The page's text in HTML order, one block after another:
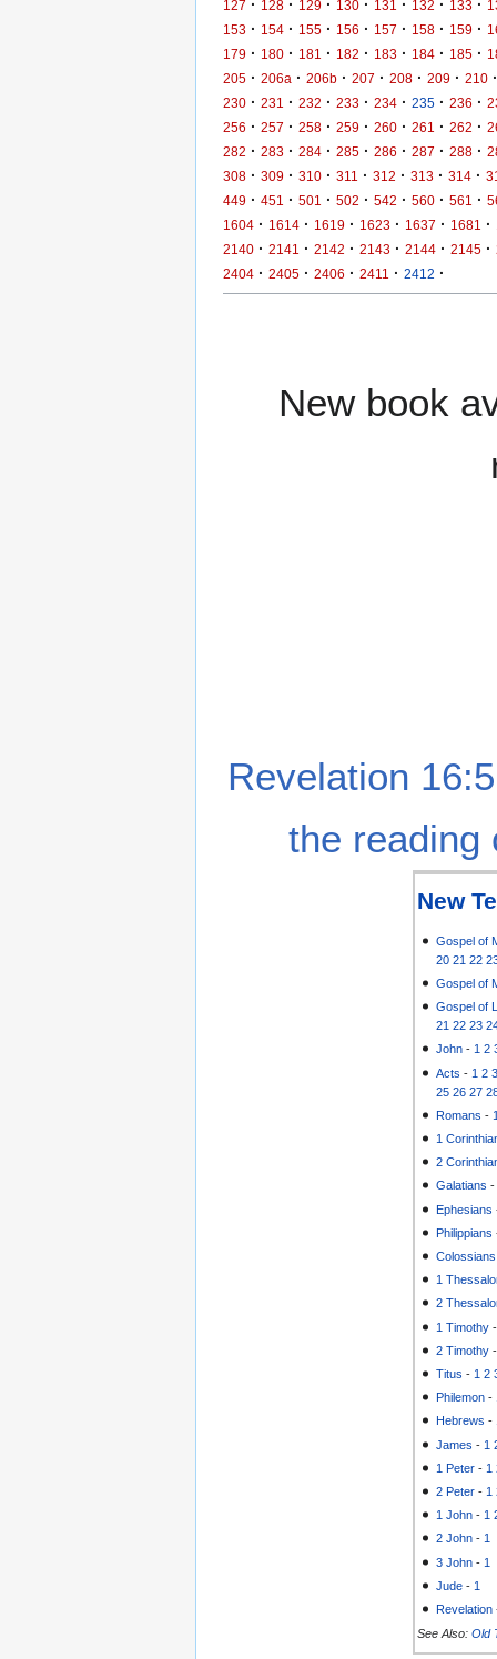
127 · 128 · 129 · 130 · 131 · 132 · 133 ·
153 · 154 · 155 · 156 · 157 · 158 · 159 ·
179 · 180 · 181 · 182 · 183 · 184 · 185 ·
205 · 206a · 206b · 207 · 208 · 209 · 210 ·
230 · 231 · 232 · 233 · 234 · 235 · 236 ·
256 · 257 · 258 · 259 · 260 · 261 · 262 ·
282 · 283 · 284 · 285 · 286 · 287 · 288 ·
308 · 309 · 310 · 311 · 312 · 313 · 314 ·
449 · 451 · 501 · 502 · 542 · 560 · 561 ·
1604 · 1614 · 1619 · 1623 · 1637 · 1681 ·
2140 · 2141 · 2142 · 2143 · 2144 · 2145 ·
2404 · 2405 · 2406 · 2411 · 2412 ·
New book
Revelation
the reading
New
Gospel of
20 21 22
Gospel of
Gospel of
21 22 23
John -1 2
Acts - 1 2
25 26 27
Romans -
1
2
Galatians
Ephesians
Philippians
Colossians
1
2
1 Timothy
2 Timothy
Titus - 1 2
Philemon -
Hebrews -
James - 1
1 Peter - 1
2 Peter - 1
1 John - 1
2 John -1
3 John - 1
Jude - 1
Revelation
See Also: Old